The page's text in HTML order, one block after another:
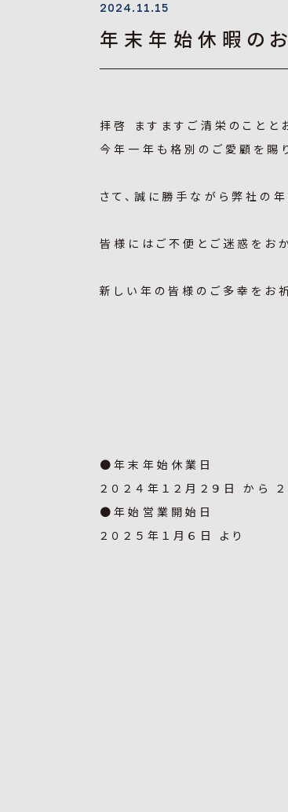
2024.11.15
年末年始休暇の
拝啓 ますますご清栄のことと
今年一年も格別のご愛顧を賜
さて、誠に勝手ながら弊社の
皆様にはご不便とご迷惑をお
新しい年の皆様のご多幸をお祈
●年末年始休業日
２０２４年１２月２９日 から
●年始営業開始日
２０２５年１月６日 より